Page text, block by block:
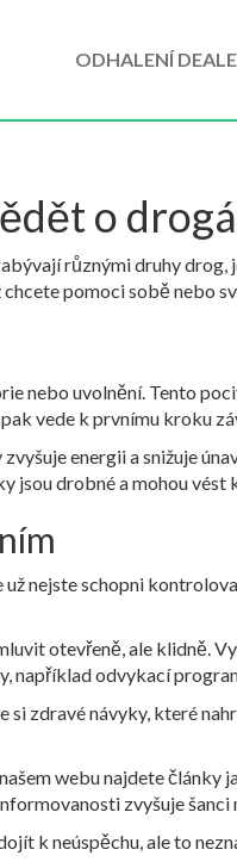
ODHALENÍ
o
různými druhy
pomoci sobě nebo
nebo uvolnění. Tento
vede k prvnímu kroku
energii a snižuje
jsou drobné a mohou vést
nejste schopni
otevřeně, ale klidně.
například odvykací
zdravé návyky, které
webu najdete
zvyšuje šanci
k neúspěchu, ale to